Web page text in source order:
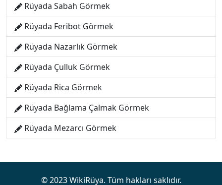
Rüyada Sabah Görmek
Rüyada Feribot Görmek
Rüyada Nazarlık Görmek
Rüyada Çulluk Görmek
Rüyada Rica Görmek
Rüyada Bağlama Çalmak Görmek
Rüyada Mezarcı Görmek
© 2023 WikiRüya. Tüm hakları saklıdır.